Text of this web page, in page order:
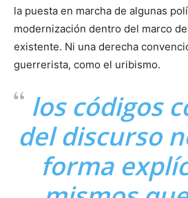
la puesta en marcha de algunas
modernización dentro del marco
existente. Ni una derecha
guerrerista, como el uribismo.
los códigos
del discurso
forma